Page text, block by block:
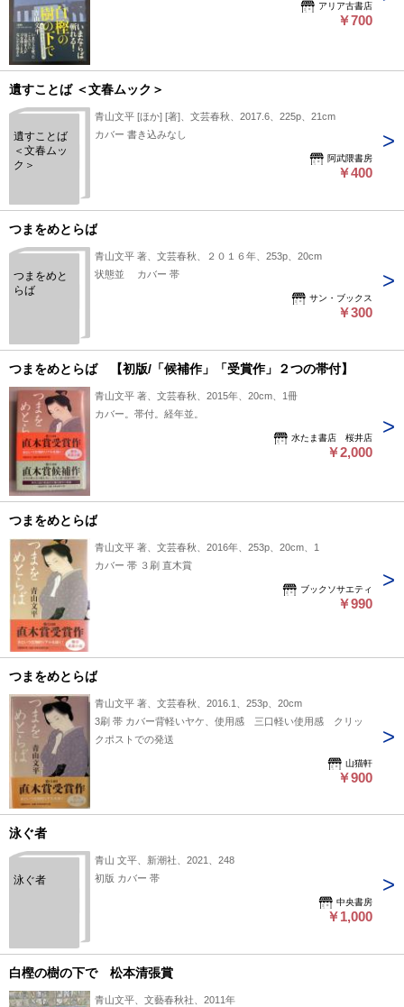
アリア古書店
￥700
遺すことば ＜文春ムック＞
遺すことば
＜文春ムッ
ク＞
青山文平 [ほか] [著]、文芸春秋、2017.6、225p、21cm
カバー 書き込みなし
阿武隈書房
￥400
つまをめとらば
つまをめと
らば
青山文平 著、文芸春秋、２０１６年、253p、20cm
状態並 カバー 帯
サン・ブックス
￥300
つまをめとらば 【初版/「候補作」「受賞作」２つの帯付】
青山文平 著、文芸春秋、2015年、20cm、1冊
カバー。帯付。経年並。
水たま書店 桜井店
￥2,000
つまをめとらば
青山文平 著、文芸春秋、2016年、253p、20cm、1
カバー 帯 ３刷 直木賞
ブックソサエティ
￥990
つまをめとらば
青山文平 著、文芸春秋、2016.1、253p、20cm
3刷 帯 カバー背軽いヤケ、使用感 三口軽い使用感 クリッ
クポストでの発送
山猫軒
￥900
泳ぐ者
泳ぐ者
青山 文平、新潮社、2021、248
初版 カバー 帯
中央書房
￥1,000
白樫の樹の下で 松本清張賞
青山文平、文藝春秋社、2011年